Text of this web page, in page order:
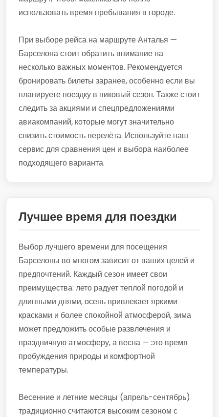
использовать время пребывания в городе.
При выборе рейса на маршруте Анталья —
Барселона стоит обратить внимание на
несколько важных моментов. Рекомендуется
бронировать билеты заранее, особенно если вы
планируете поездку в пиковый сезон. Также стоит
следить за акциями и спецпредложениями
авиакомпаний, которые могут значительно
снизить стоимость перелёта. Используйте наш
сервис для сравнения цен и выбора наиболее
подходящего варианта.
Лучшее время для поездки
Выбор лучшего времени для посещения
Барселоны во многом зависит от ваших целей и
предпочтений. Каждый сезон имеет свои
преимущества: лето радует теплой погодой и
длинными днями, осень привлекает яркими
красками и более спокойной атмосферой, зима
может предложить особые развлечения и
праздничную атмосферу, а весна — это время
пробуждения природы и комфортной
температуры.
Весенние и летние месяцы (апрель-сентябрь)
традиционно считаются высоким сезоном с